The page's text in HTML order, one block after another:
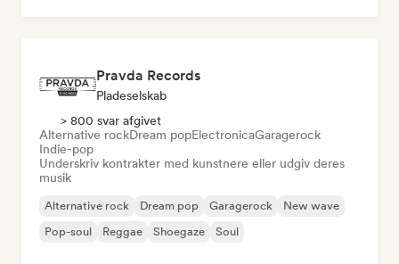
Pravda Records
Pladeselskab
> 800 svar afgivet
Alternative rockDream popElectronicaGaragerock
Indie-pop
Underskriv kontrakter med kunstnere eller udgiv deres
musik
Alternative rock Dream pop Garagerock
New wave
Pop-soul
Reggae Shoegaze Soul